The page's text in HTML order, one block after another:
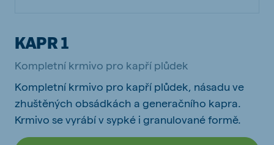
KAPR 1
Kompletní krmivo pro kapří plůdek
Kompletní krmivo pro kapří plůdek, násadu ve
zhuštěných obsádkách a generačního kapra.
Krmivo se vyrábí v sypké i granulované formě.